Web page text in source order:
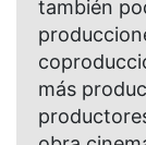
también
más